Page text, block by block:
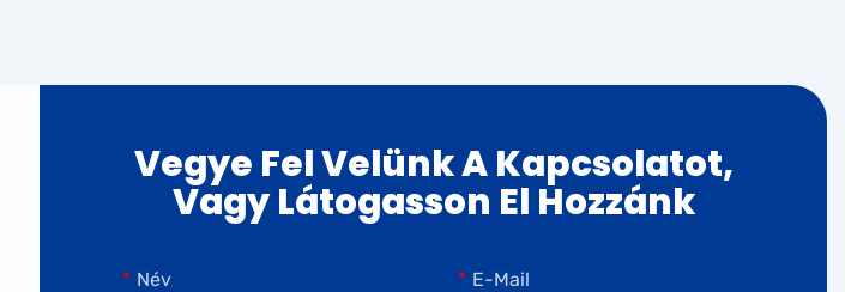
Vegye Fel Velünk A Kapcsolatot,
Vagy Látogasson El Hozzánk
Név E-Mail